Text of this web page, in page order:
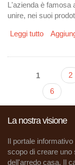
L'azienda è famosa
unire, nei suoi
Leggi tutto su
Pagine
1 2
6
La nostra visione
Il portale
scopo di creare uno
dell'arredo casa. Il